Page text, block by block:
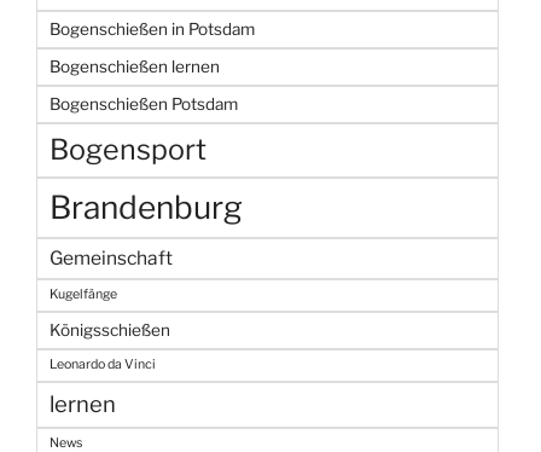
Bogenschießen in Potsdam
Bogenschießen lernen
Bogenschießen Potsdam
Bogensport
Brandenburg
Gemeinschaft
Kugelfänge
Königsschießen
Leonardo da Vinci
lernen
News